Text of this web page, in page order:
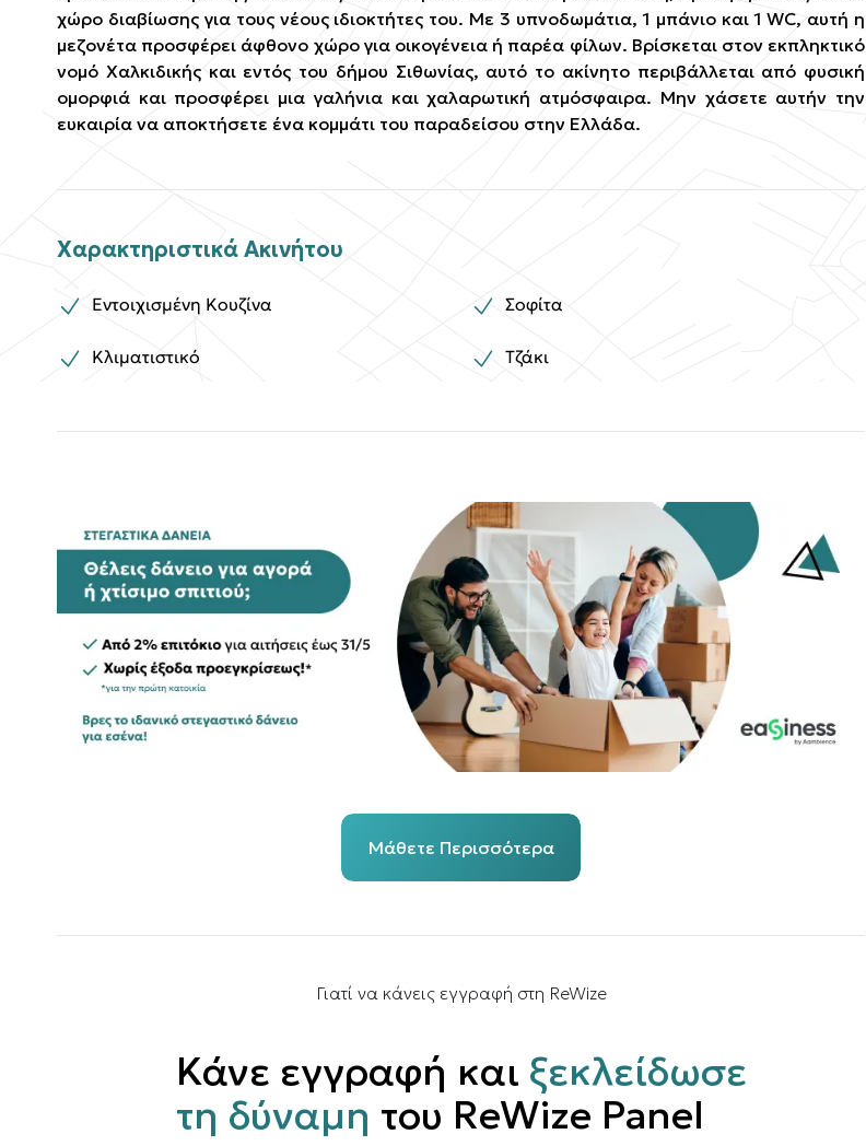
χώρο διαβίωσης για τους νέους ιδιοκτήτες του. Με 3 υπνοδωμάτια, 1 μπάνιο και 1 WC, αυτή η
μεζονέτα προσφέρει άφθονο χώρο για οικογένεια ή παρέα φίλων. Βρίσκεται στον εκπληκτικό
νομό Χαλκιδικής και εντός του δήμου Σιθωνίας, αυτό το ακίνητο περιβάλλεται από φυσική
ομορφιά και προσφέρει μια γαλήνια και χαλαρωτική ατμόσφαιρα. Μην χάσετε αυτήν την
ευκαιρία να αποκτήσετε ένα κομμάτι του παραδείσου στην Ελλάδα.
Χαρακτηριστικά Ακινήτου
Εντοιχισμένη Κουζίνα Σοφίτα
Κλιματιστικό Τζάκι
Μάθετε Περισσότερα
Γιατί να κάνεις εγγραφή στη ReWize
Κάνε εγγραφή και ξεκλείδωσε
τη δύναμη του ReWize Panel